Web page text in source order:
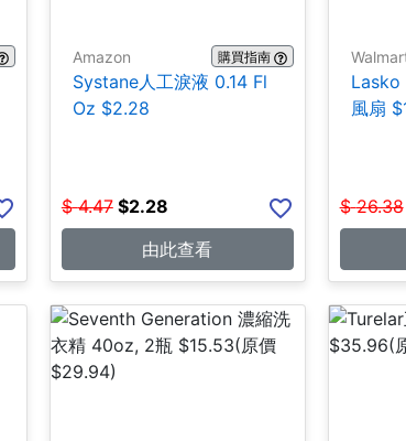
Amazon 購買指南
Systane人工淚液 0.14 Fl
Oz $2.28
$ 4.47 $2.28
由此查看
Lasko
風扇
$ 26.38